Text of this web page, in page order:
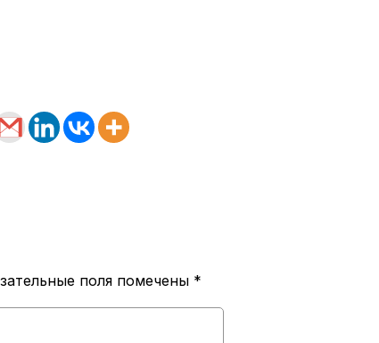
поля помечены *